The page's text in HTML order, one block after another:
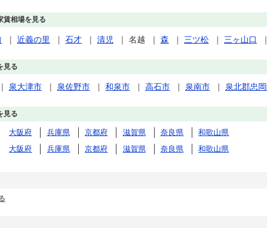
賃相場を見る
｜ 近義の里 ｜ 石才 ｜ 清児 ｜ 名越 ｜ 森 ｜ 三ツ松 ｜ 三ヶ山口 ｜
見る
泉大津市 ｜ 泉佐野市 ｜ 和泉市 ｜ 高石市 ｜ 泉南市 ｜ 泉北郡忠
見る
大阪府 兵庫県 京都府 滋賀県 奈良県
和歌山県
大阪府 兵庫県 京都府 滋賀県 奈良県 和歌山県